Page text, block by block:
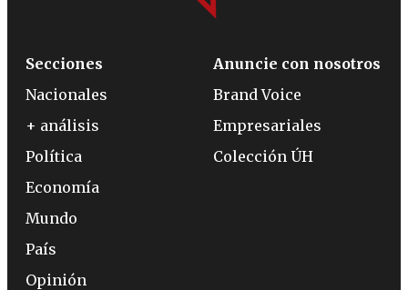
Secciones
Nacionales
+ análisis
Política
Economía
Mundo
País
Opinión
Anuncie con nosotros
Brand Voice
Empresariales
Colección ÚH